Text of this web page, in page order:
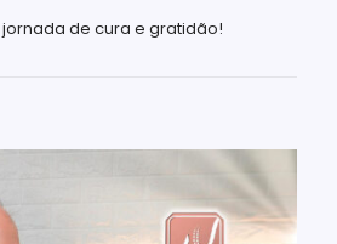
de cura e gratidão!